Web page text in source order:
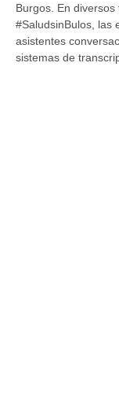
Burgos. En
#SaludsinBulos, las
asistentes
sistemas de